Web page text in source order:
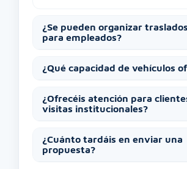
¿Se pueden organizar
para empleados?
¿Qué capacidad de vehículos
¿Ofrecéis atención para
visitas institucionales?
¿Cuánto tardáis en enviar una
propuesta?